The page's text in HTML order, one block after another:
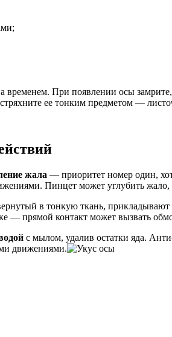
При появлении осы
ее тонким предметом —
жала — приоритет номер один,
Пинцет может углубить жало,
в тонкую ткань,
— прямой контакт может вызвать
с мылом, удалив остатки яда.
движениями.